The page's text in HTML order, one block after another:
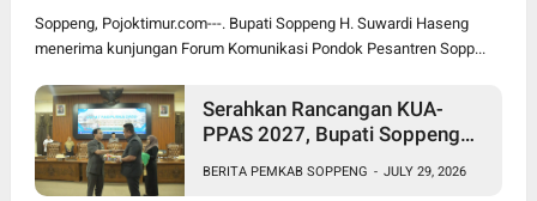
Soppeng, Pojoktimur.com---. Bupati Soppeng H. Suwardi Haseng
menerima kunjungan Forum Komunikasi Pondok Pesantren Sopp...
Serahkan Rancangan KUA-
PPAS 2027, Bupati Soppeng
Tengah Tekanan Fiskal
BERITA PEMKAB SOPPENG - JULY 29, 2026